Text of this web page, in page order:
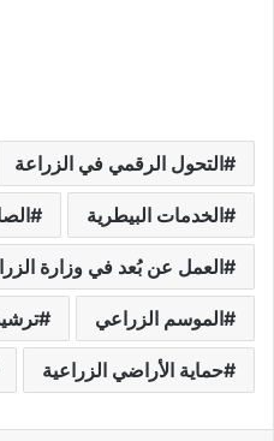
التحول الرقمي في الزراعة
الخدمات البيطرية
العمل عن بُعد في وزارة
الموسم الزراعي
حماية الأراضي الزراعية